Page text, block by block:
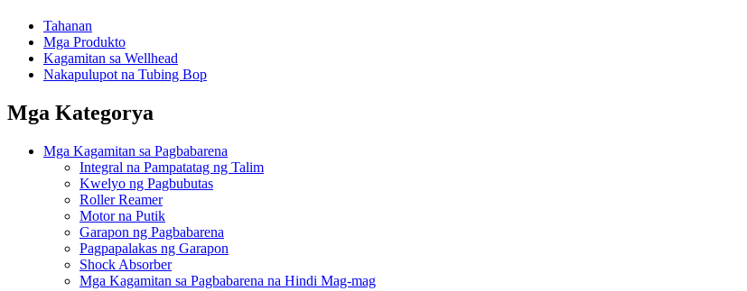
Tahanan
Mga Produkto
Kagamitan sa Wellhead
Nakapulupot na Tubing Bop
Mga Kategorya
Mga Kagamitan sa Pagbabarena
Integral na Pampatatag ng Talim
Kwelyo ng Pagbubutas
Roller Reamer
Motor na Putik
Garapon ng Pagbabarena
Pagpapalakas ng Garapon
Shock Absorber
Mga Kagamitan sa Pagbabarena na Hindi Mag-mag